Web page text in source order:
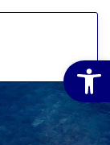
Ouvrir